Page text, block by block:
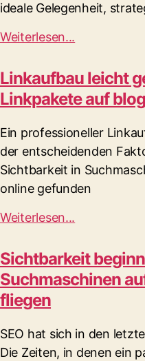
ideale Gelegenheit,
Weiterlesen...
Linkaufbau leicht
Linkpakete auf
Ein professioneller
der entscheidenden
Sichtbarkeit in
online gefunden
Weiterlesen...
Sichtbarkeit
Suchmaschinen
fliegen
SEO hat sich in den
Die Zeiten, in denen ein